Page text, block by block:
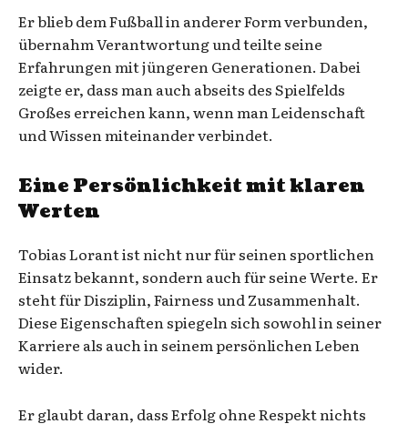
Er blieb dem Fußball in anderer Form verbunden,
übernahm Verantwortung und teilte seine
Erfahrungen mit jüngeren Generationen. Dabei
zeigte er, dass man auch abseits des Spielfelds
Großes erreichen kann, wenn man Leidenschaft
und Wissen miteinander verbindet.
Eine Persönlichkeit mit klaren
Werten
Tobias Lorant ist nicht nur für seinen sportlichen
Einsatz bekannt, sondern auch für seine Werte. Er
steht für Disziplin, Fairness und Zusammenhalt.
Diese Eigenschaften spiegeln sich sowohl in seiner
Karriere als auch in seinem persönlichen Leben
wider.
Er glaubt daran, dass Erfolg ohne Respekt nichts